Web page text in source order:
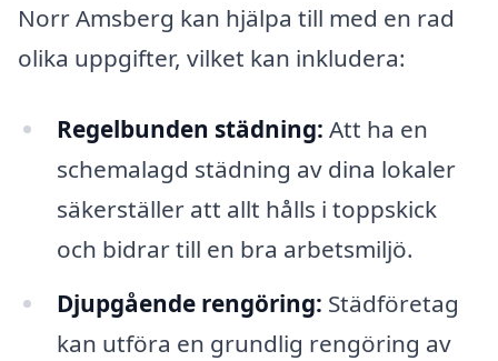
Norr Amsberg kan hjälpa till med en rad
olika uppgifter, vilket kan inkludera:
Regelbunden städning: Att ha en
schemalagd städning av dina lokaler
säkerställer att allt hålls i toppskick
och bidrar till en bra arbetsmiljö.
Djupgående rengöring: Städföretag
kan utföra en grundlig rengöring av